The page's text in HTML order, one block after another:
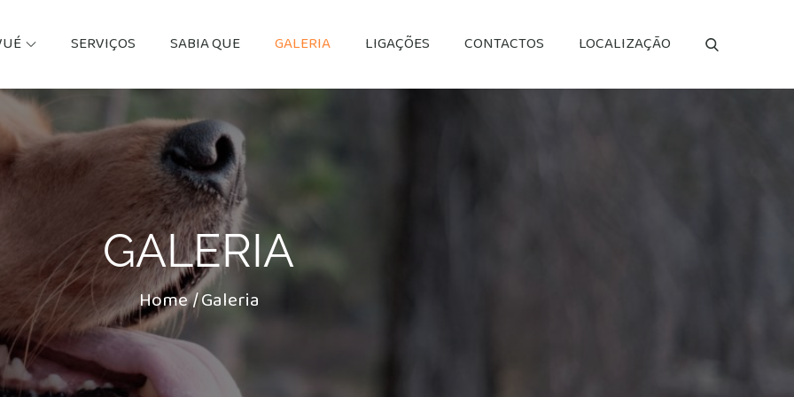
SERVIÇOS SABIA QUE GALERIA LIGAÇÕES CONTACTOS LOCALIZAÇÃO
GALERIA
Home Galeria